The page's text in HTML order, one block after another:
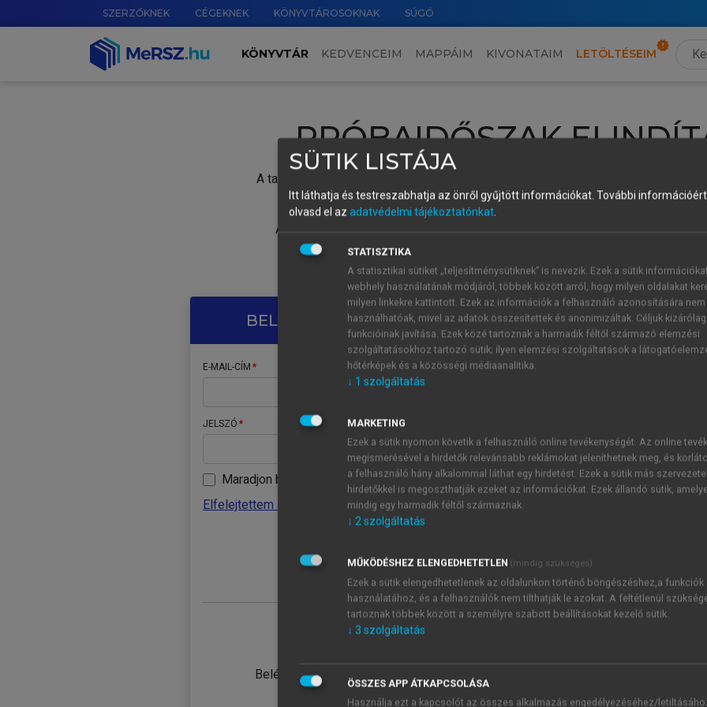
SZERZŐKNEK CÉGEKNEK KÖNYVTÁROSOKNAK SÚGÓ
KÖNYVTÁR KEDVENCEIM MAPPÁIM KIVONATAIM LETÖLTÉSEIM
PRÓBAIDŐSZAK
A tartalom megtekintéséhez lépj be a saját fiókoddal, iskolai azonosítóddal vagy
Új felhasználóként1 óra díjmentes hozzáférésrevagy
A próbaidőszak elindításához,
vagy hozz
A regisztráció után a
BELÉPÉS SAJÁT FIÓKKAL
E-MAIL-CÍM
JELSZÓ
Maradjon belépve
Elfelejtettem a jelszavamat
Belépés intézményi azonosítóval
ÚJ FIÓK
1 óra
JELSZÓ
Kérek értesítést a MeRSZ
Kérek értesítést az
SÜTIK LISTÁJA
Itt láthatja és testreszabhatja az önről gyűjtött információkat. További
olvasd el az adatvédelmi tájékoztatónkat.
STATISZTIKA
A statisztikai sütiket „teljesítménysütiknek” is nevezik. Ezek a sütik
webhely használatának módjáról, többek között arról, hogy milyen oldalakat
milyen linkekre kattintott. Ezek az információk a felhasználó azonosítására nem
használhatóak, mivel az adatok összesítettek és anonimizáltak. Céljuk
funkcióinak javítása. Ezek közé tartoznak a harmadik féltől származó elemzési
szolgáltatásokhoz tartozó sütik; ilyen elemzési szolgáltatások a
hőtérképek és a közösségi médiaanalitika.
↓ 1 szolgáltatás
MARKETING
Ezek a sütik nyomon követik a felhasználó online tevékenységét. Az online
megismerésével a hirdetők relevánsabb reklámokat jeleníthetnek meg, és
a felhasználó hány alkalommal láthat egy hirdetést. Ezek a sütik más
hirdetőkkel is megoszthatják ezeket az információkat. Ezek állandó sütik,
mindig egy harmadik féltől származnak.
↓ 2szolgáltatás
MŰKÖDÉSHEZ ELENGEDHETETLEN (mindig szükséges)
Ezek a sütik elengedhetetlenek az oldalunkon történő böngészéshez,a funkciók
használatához, és a felhasználók nem tilthatják le azokat. A feltétlenül
tartoznak többek között a személyre szabott beállításokat kezelő sütik.
↓ 3 szolgáltatás
ÖSSZES APP ÁTKAPCSOLÁSA
Használja ezt a kapcsolót az összes alkalmazás engedélyezéséhez/